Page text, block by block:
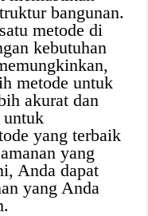
bangunan.
metode di
kebutuhan
metode untuk
akurat dan
untuk
yang terbaik
yang
Anda dapat
yang Anda